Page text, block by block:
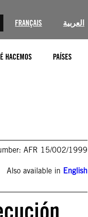
FRANÇAIS العربية
HACEMOS PAÍSES
AFR 15/002/1999
Also available in English